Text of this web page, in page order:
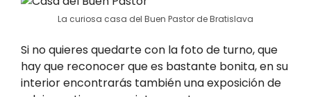
La curiosa casa del Buen Pastor de Bratislava
Si no quieres quedarte con la foto de turno, que
hay que reconocer que es bastante bonita, en su
interior encontrarás también una exposición de